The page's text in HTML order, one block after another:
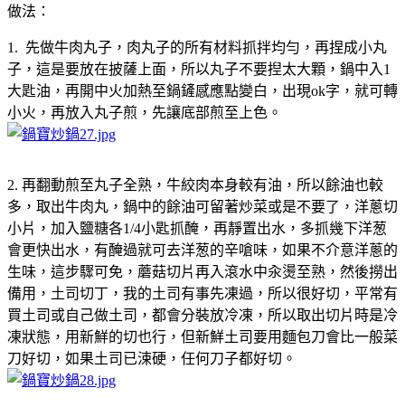
做法：
1. 先做牛肉丸子，肉丸子的所有材料抓拌均勻，再捏成小丸
子，這是要放在披薩上面，所以丸子不要揑太大顆，鍋中入1
大匙油，再開中火加熱至鍋鏟感應點變白，出現ok字，就可轉
小火，再放入丸子煎，先讓底部煎至上色。
2. 再翻動煎至丸子全熟，牛絞肉本身較有油，所以餘油也較
多，取出牛肉丸，鍋中的餘油可留著炒菜或是不要了，洋蔥切
小片，加入鹽糖各1/4小匙抓醃，再靜置出水，多抓幾下洋葱
會更快出水，有醃過就可去洋葱的辛嗆味，如果不介意洋蔥的
生味，這步驟可免，蘑菇切片再入滾水中汆燙至熟，然後撈出
備用，土司切丁，我的土司有事先凍過，所以很好切，平常有
買土司或自己做土司，都會分裝放冷凍，所以取出切片時是冷
凍狀態，用新鮮的切也行，但新鮮土司要用麵包刀會比一般菜
刀好切，如果土司已涑硬，任何刀子都好切。